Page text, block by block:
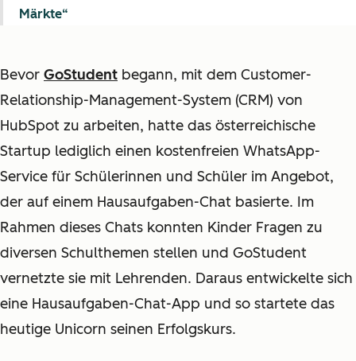
Bevor GoStudent begann, mit dem Customer-
Relationship-Management-System (CRM) von
HubSpot zu arbeiten, hatte das österreichische
Startup lediglich einen kostenfreien WhatsApp-
Service für Schülerinnen und Schüler im Angebot,
der auf einem Hausaufgaben-Chat basierte. Im
Rahmen dieses Chats konnten Kinder Fragen zu
diversen Schulthemen stellen und GoStudent
vernetzte sie mit Lehrenden. Daraus entwickelte sich
eine Hausaufgaben-Chat-App und so startete das
heutige Unicorn seinen Erfolgskurs.
Märkte“